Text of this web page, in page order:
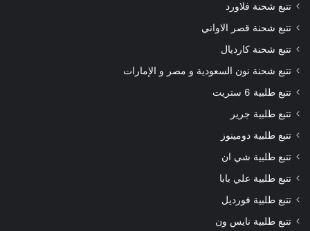
تتبع شحنة فلاورد
تتبع شحنة قصر الاواني
تتبع شحنة كارديال
تتبع شحنة نون السعودية و مصر و الإمارات
تتبع طلبية 6 ستريت
تتبع طلبية جرير
تتبع طلبية دومينوز
تتبع طلبية شي ان
تتبع طلبية علي بابا
تتبع طلبية فورديل
تتبع طلبية نايس ون